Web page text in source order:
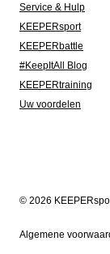
Service & Hulp
KEEPERsport
KEEPERbattle
#KeepItAll Blog
KEEPERtraining
Uw voordelen
© 2026
Algemene